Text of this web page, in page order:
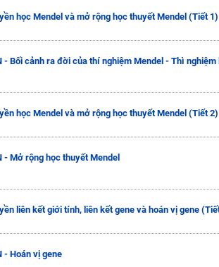
học Mendel và mở rộng học thuyết Mendel (Tiết 1)
- Bối cảnh ra đời của thí nghiệm Mendel - Thì
học Mendel và mở rộng học thuyết Mendel (Tiết 2)
- Mở rộng học thuyết Mendel
liên kết giới tính, liên kết gene và hoán vị gene
- Hoán vị gene